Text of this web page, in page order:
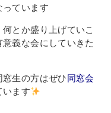
っています
とか盛り上げていこ
義な会にしていきた
生の方はぜひ同窓会
います